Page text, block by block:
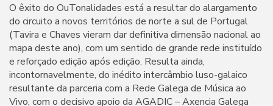
O êxito do OuTonalidades está a resultar do alargamento
do circuito a novos territórios de norte a sul de Portugal
(Tavira e Chaves vieram dar definitiva dimensão nacional ao
mapa deste ano), com um sentido de grande rede instituído
e reforçado edição após edição. Resulta ainda,
incontornavelmente, do inédito intercâmbio luso-galaico
resultante da parceria com a Rede Galega de Música ao
Vivo, com o decisivo apoio da AGADIC – Axencia Galega